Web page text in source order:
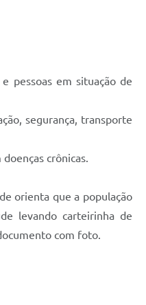
pessoas em situação de
segurança, transporte
crônicas.
orienta que a população
levando carteirinha de
com foto.